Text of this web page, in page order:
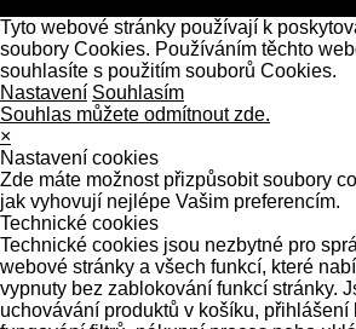
Tyto webové stránky používají k
soubory Cookies. Používáním těchto
souhlasíte s použitím souborů Cookies.
Nastavení Souhlasím
Souhlas můžete odmítnout zde.
×
Nastavení cookies
Zde máte možnost přizpůsobit soubory
jak vyhovují nejlépe Vašim preferencím.
Technické cookies
Technické cookies jsou nezbytné pro
webové stránky a všech funkcí, které
vypnuty bez zablokování funkcí stránky.
uchovávání produktů v košíku, přihlášení